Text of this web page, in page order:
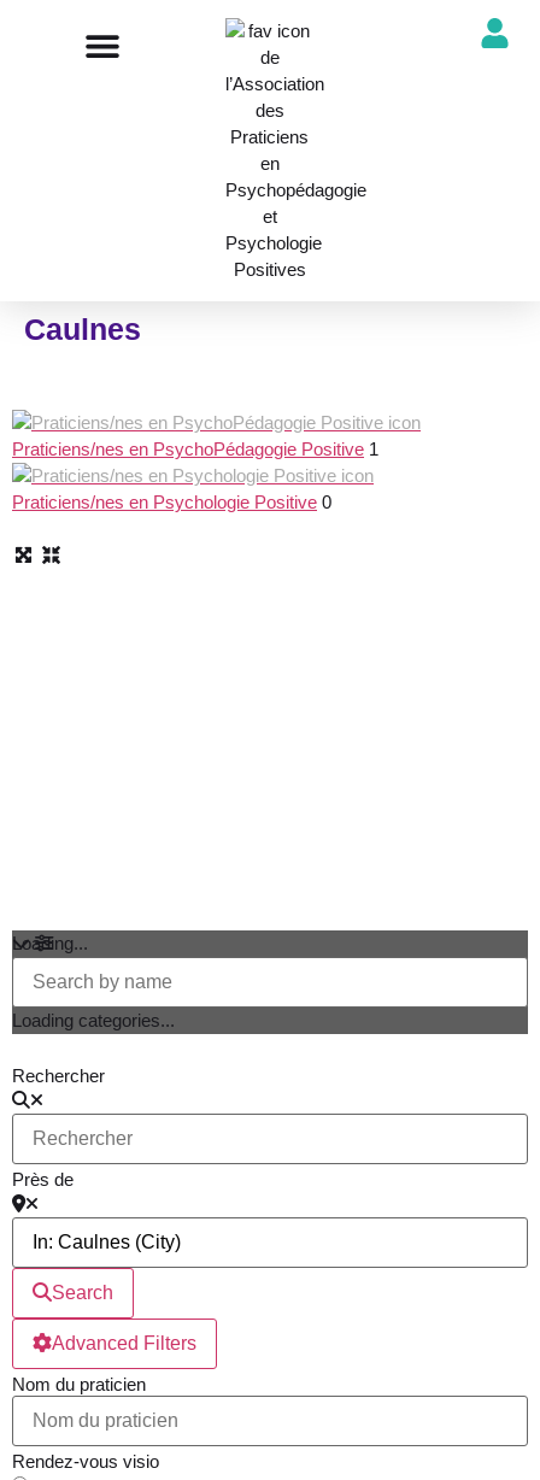
Caulnes
Praticiens/nes en PsychoPédagogie Positive 1
Praticiens/nes en Psychologie Positive 0
Loading...
Loading categories...
Rechercher
Près de
Search
Advanced Filters
Nom du praticien
Rendez-vous visio